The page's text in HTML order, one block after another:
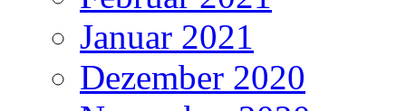
Januar 2021
Dezember 2020